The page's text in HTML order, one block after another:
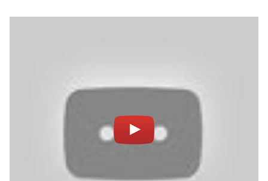
AREA PERSONALE
Regala il Post